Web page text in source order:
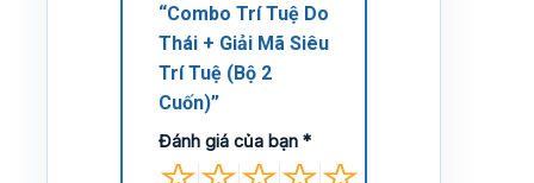
“Combo Trí Tuệ Do
Thái + Giải Mã Siêu
Trí Tuệ (Bộ 2
Cuốn)”
Đánh giá của bạn *